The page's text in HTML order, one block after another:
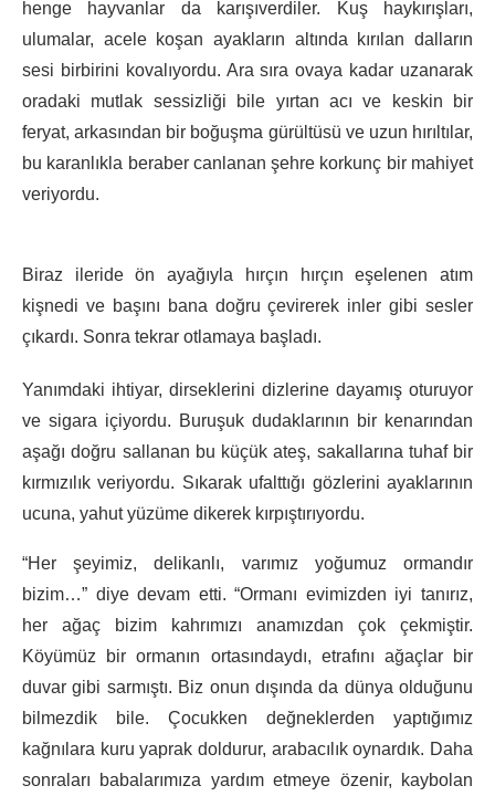
henge hayvanlar da karışıverdiler. Kuş haykırışları,
ulumalar, acele koşan ayakların altında kırılan dalların
sesi birbirini kovalıyordu. Ara sıra ovaya kadar uzanarak
oradaki mutlak sessizliği bile yırtan acı ve keskin bir
feryat, arkasından bir boğuşma gürültüsü ve uzun hırıltılar,
bu karanlıkla beraber canlanan şehre korkunç bir mahiyet
veriyordu.
Biraz ileride ön ayağıyla hırçın hırçın eşelenen atım
kişnedi ve başını bana doğru çevirerek inler gibi sesler
çıkardı. Sonra tekrar otlamaya başladı.
Yanımdaki ihtiyar, dirseklerini dizlerine dayamış oturuyor
ve sigara içiyordu. Buruşuk dudaklarının bir kenarından
aşağı doğru sallanan bu küçük ateş, sakallarına tuhaf bir
kırmızılık veriyordu. Sıkarak ufalttığı gözlerini ayaklarının
ucuna, yahut yüzüme dikerek kırpıştırıyordu.
“Her şeyimiz, delikanlı, varımız yoğumuz ormandır
bizim…” diye devam etti. “Ormanı evimizden iyi tanırız,
her ağaç bizim kahrımızı anamızdan çok çekmiştir.
Köyümüz bir ormanın ortasındaydı, etrafını ağaçlar bir
duvar gibi sarmıştı. Biz onun dışında da dünya olduğunu
bilmezdik bile. Çocukken değneklerden yaptığımız
kağnılara kuru yaprak doldurur, arabacılık oynardık. Daha
sonraları babalarımıza yardım etmeye özenir, kaybolan